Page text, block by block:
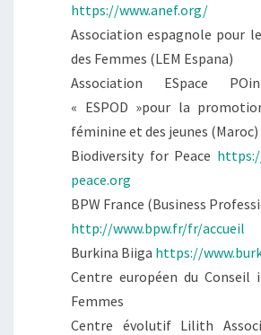
https://www.anef.org/
Association espagnole pour
des Femmes (LEM Espana)
Association ESpace
« ESPOD »pour la
féminine et des jeunes (Maroc)
Biodiversity for Peace
peace.org
BPW France (Business
http://www.bpw.fr/fr/accueil
Burkina Biiga https://
Centre européen du Conseil
Femmes
Centre évolutif Lilith